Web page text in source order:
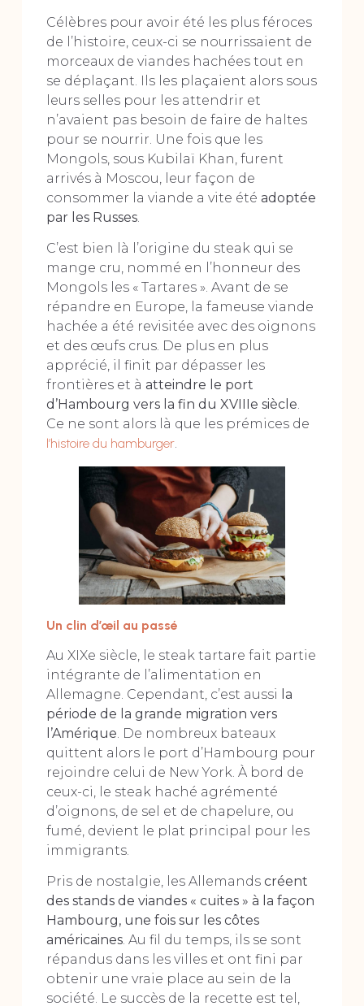
Célèbres pour avoir été les plus féroces
de l’histoire, ceux-ci se nourrissaient de
morceaux de viandes hachées tout en
se déplaçant. Ils les plaçaient alors sous
leurs selles pour les attendrir et
n’avaient pas besoin de faire de haltes
pour se nourrir. Une fois que les
Mongols, sous Kubilaï Khan, furent
arrivés à Moscou, leur façon de
consommer la viande a vite été adoptée
par les Russes.
C’est bien là l’origine du steak qui se
mange cru, nommé en l’honneur des
Mongols les « Tartares ». Avant de se
répandre en Europe, la fameuse viande
hachée a été revisitée avec des oignons
et des œufs crus. De plus en plus
apprécié, il finit par dépasser les
frontières et à atteindre le port
d’Hambourg vers la fin du XVIIIe siècle.
Ce ne sont alors là que les prémices de
l’histoire du hamburger.
Un clin d’œil au passé
Au XIXe siècle, le steak tartare fait partie
intégrante de l’alimentation en
Allemagne. Cependant, c’est aussi la
période de la grande migration vers
l’Amérique. De nombreux bateaux
quittent alors le port d’Hambourg pour
rejoindre celui de New York. À bord de
ceux-ci, le steak haché agrémenté
d’oignons, de sel et de chapelure, ou
fumé, devient le plat principal pour les
immigrants.
Pris de nostalgie, les Allemands créent
des stands de viandes « cuites » à la façon
Hambourg, une fois sur les côtes
américaines. Au fil du temps, ils se sont
répandus dans les villes et ont fini par
obtenir une vraie place au sein de la
société. Le succès de la recette est tel,